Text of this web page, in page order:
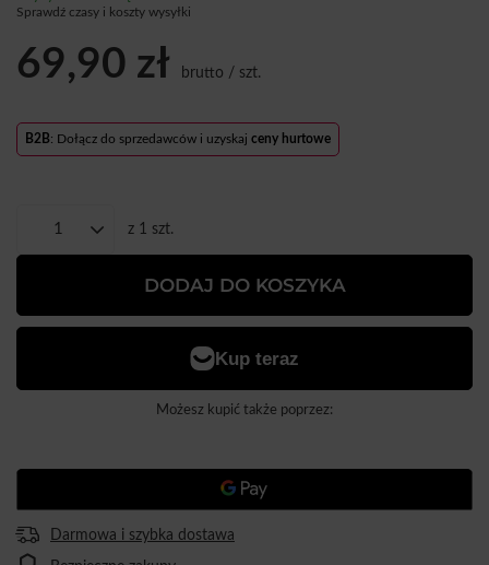
Sprawdź czasy i koszty wysyłki
69,90 zł brutto / szt.
B2B: Dołącz do sprzedawców i uzyskaj ceny hurtowe
z 1 szt.
DODAJ DO KOSZYKA
Możesz kupić także poprzez:
Darmowa i szybka dostawa